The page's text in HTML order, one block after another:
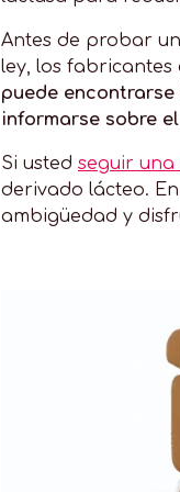
Antes de probar
ley, los fabricantes
puede
informarse sobre
Si usted seguir una
derivado lácteo.
ambigüedad y